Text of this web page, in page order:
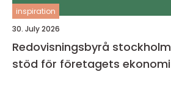
inspiration
30. July 2026
Redovisningsbyrå stockholm så väljer du rätt
stöd för företagets ekonomi